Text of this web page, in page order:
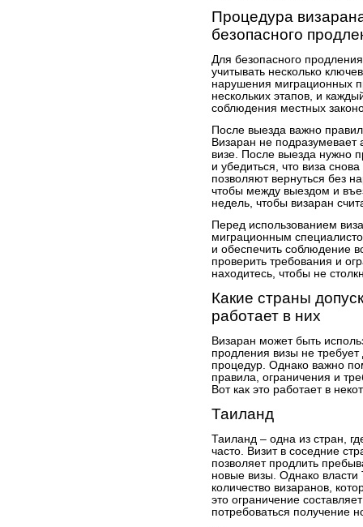
Процедура
безопасного
Для безопасного
учитывать несколько
нарушения миграционных
нескольких этапов, и
соблюдения местных
После выезда важно
Визаран не подразумевает
визе. После выезда нужно
и убедиться, что виза
позволяют вернуться без
чтобы между выездом и
недель, чтобы визаран
Перед использованием
миграционным
и обеспечить соблюдение
проверить требования и
находитесь, чтобы не
Какие страны
работает в них
Визаран может быть
продления визы не
процедур. Однако важно
правила, ограничения и
Вот как это работает в
Таиланд
Таиланд – одна из стран,
часто. Визит в соседние
позволяет продлить
новые визы. Однако власти
количество визаранов,
это ограничение
потребоваться получение